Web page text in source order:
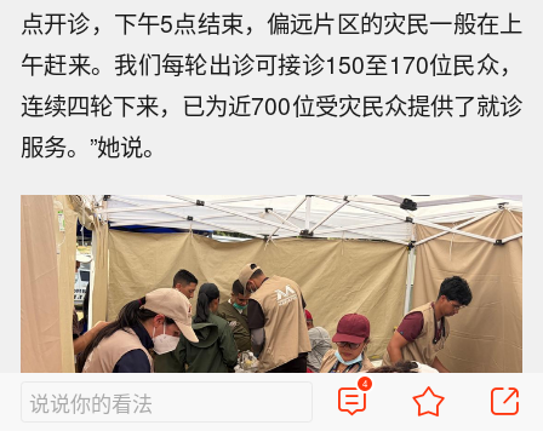
点开诊，下午5点结束，偏远片区的灾民一般在上
午赶来。我们每轮出诊可接诊150至170位民众，
连续四轮下来，已为近700位受灾民众提供了就诊
服务。”她说。
说说你的看法
4